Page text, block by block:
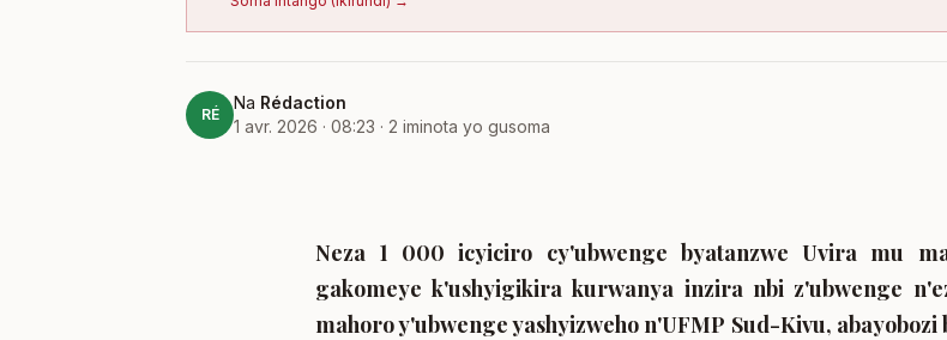
RÉ
Na Rédaction
1 avr. 2026 · 08:23 · 2 iminota yo gusoma
Neza 1 000 icyiciro cy'ubwenge byatanzwe Uvira mu
gakomeye k'ushyigikira kurwanya inzira nbi z'ubwenge
mahoro y'ubwenge yashyizweho n'UFMP Sud-Kivu,